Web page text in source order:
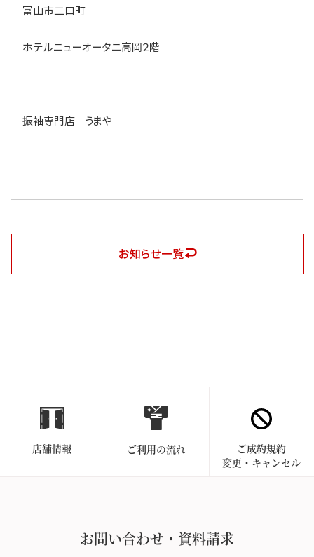
富山市二口町
ホテルニューオータニ高岡２階
振袖専門店 うまや
お知らせ一覧
店舗情報 ご利用の流れ
ご成約規約
変更・キャンセル
お問い合わせ・資料請求